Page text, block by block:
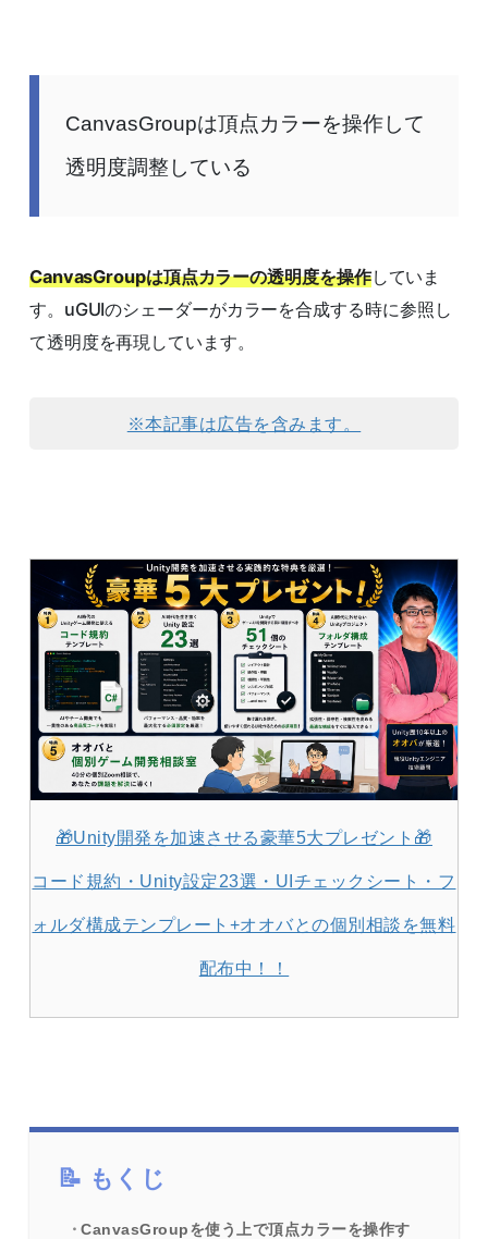
CanvasGroupは頂点カラーを操作して
透明度調整している
CanvasGroupは頂点カラーの透明度を操作していま
す。uGUIのシェーダーがカラーを合成する時に参照し
て透明度を再現しています。
※本記事は広告を含みます。
🎁Unity開発を加速させる豪華5大プレゼント🎁
コード規約・Unity設定23選・UIチェックシート・フ
ォルダ構成テンプレート+オオバとの個別相談を無料
配布中！！
もくじ
CanvasGroupを使う上で頂点カラーを操作す